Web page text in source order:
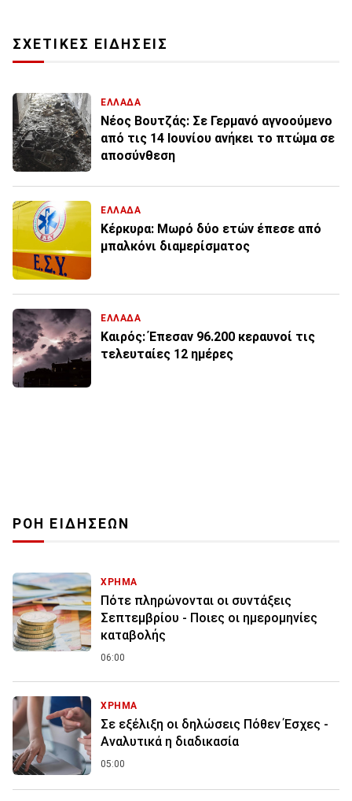
ΣΧΕΤΙΚΕΣ ΕΙΔΗΣΕΙΣ
ΕΛΛΑΔΑ
Νέος Βουτζάς: Σε Γερμανό αγνοούμενο
από τις 14 Ιουνίου ανήκει το πτώμα σε
αποσύνθεση
ΕΛΛΑΔΑ
Κέρκυρα: Μωρό δύο ετών έπεσε από
μπαλκόνι διαμερίσματος
ΕΛΛΑΔΑ
Καιρός: Έπεσαν 96.200 κεραυνοί τις
τελευταίες 12 ημέρες
ΡΟΗ ΕΙΔΗΣΕΩΝ
ΧΡΗΜΑ
Πότε πληρώνονται οι συντάξεις
Σεπτεμβρίου - Ποιες οι ημερομηνίες
καταβολής
06:00
ΧΡΗΜΑ
Σε εξέλιξη οι δηλώσεις Πόθεν Έσχες -
Αναλυτικά η διαδικασία
05:00